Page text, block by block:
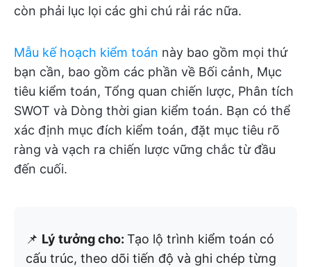
còn phải lục lọi các ghi chú rải rác nữa.
Mẫu kế hoạch kiểm toán này bao gồm mọi thứ
bạn cần, bao gồm các phần về Bối cảnh, Mục
tiêu kiểm toán, Tổng quan chiến lược, Phân tích
SWOT và Dòng thời gian kiểm toán. Bạn có thể
xác định mục đích kiểm toán, đặt mục tiêu rõ
ràng và vạch ra chiến lược vững chắc từ đầu
đến cuối.
📌 Lý tưởng cho: Tạo lộ trình kiểm toán có
cấu trúc, theo dõi tiến độ và ghi chép từng